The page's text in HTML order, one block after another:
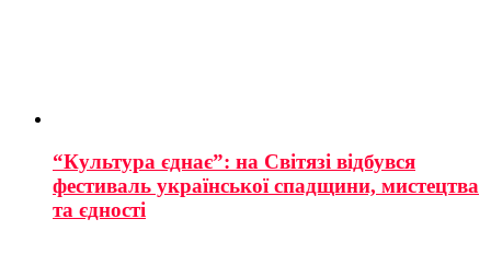
“Культура єднає”: на Світязі відбувся
фестиваль української спадщини, мистецтва
та єдності